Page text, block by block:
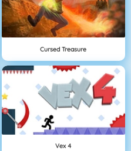
Cursed Treasure
Vex 4